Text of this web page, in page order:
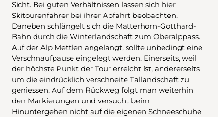
Sicht. Bei guten Verhältnissen lassen sich hier
Skitourenfahrer bei ihrer Abfahrt beobachten.
Daneben schlängelt sich die Matterhorn-Gotthard-
Bahn durch die Winterlandschaft zum Oberalppass.
Auf der Alp Mettlen angelangt, sollte unbedingt eine
Verschnaufpause eingelegt werden. Einerseits, weil
der höchste Punkt der Tour erreicht ist, andererseits
um die eindrücklich verschneite Tallandschaft zu
geniessen. Auf dem Rückweg folgt man weiterhin
den Markierungen und versucht beim
Hinuntergehen nicht auf die eigenen Schneeschuhe